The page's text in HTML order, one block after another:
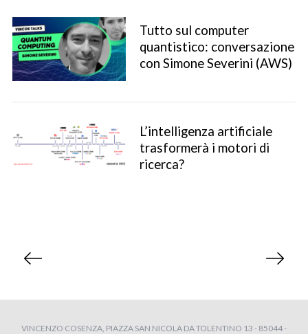
Tutto sul computer
quantistico: conversazione
con Simone Severini (AWS)
L’intelligenza artificiale
trasformerà i motori di
ricerca?
i
VINCENZO COSENZA, PIAZZA SAN NICOLA DA TOLENTINO 13 - 85044 -